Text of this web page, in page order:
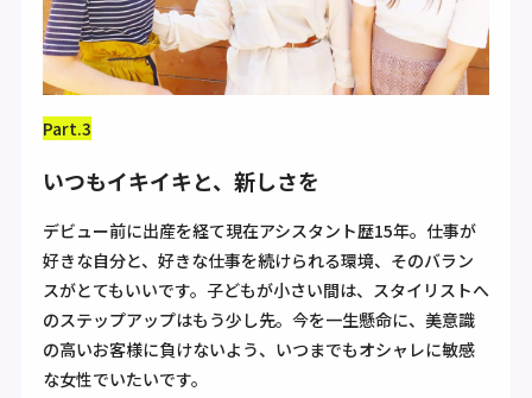
Part.3
いつもイキイキと、新しさを
デビュー前に出産を経て現在アシスタント歴15年。仕事が
好きな自分と、好きな仕事を続けられる環境、そのバラン
スがとてもいいです。子どもが小さい間は、スタイリストへ
のステップアップはもう少し先。今を一生懸命に、美意識
の高いお客様に負けないよう、いつまでもオシャレに敏感
な女性でいたいです。